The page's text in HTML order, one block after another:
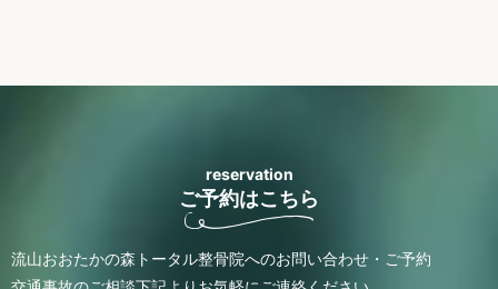
reservation
ご予約はこちら
流山おおたかの森トータル整骨院へのお問い合わせ・ご予約